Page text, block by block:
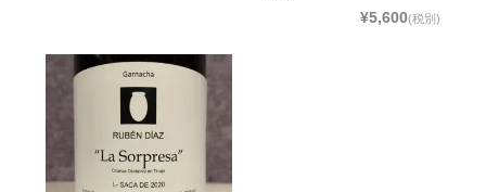
¥5,600(税別)